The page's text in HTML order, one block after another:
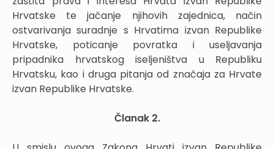
Hrvatske te jačanje njihovih zajednica, način
ostvarivanja suradnje s Hrvatima izvan Republike
Hrvatske, poticanje povratka i useljavanja
pripadnika hrvatskog iseljeništva u Republiku
Hrvatsku, kao i druga pitanja od značaja za Hrvate
izvan Republike Hrvatske.
Članak 2.